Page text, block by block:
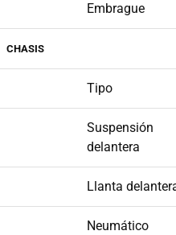
Embrague
CHASIS
Tipo
Suspensión
delantera
Llanta
Neumático